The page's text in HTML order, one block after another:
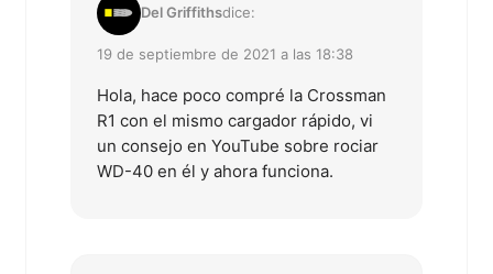
Del Griffithsdice:
19 de septiembre de 2021 a las 18:38
Hola, hace poco compré la Crossman
R1 con el mismo cargador rápido, vi
un consejo en YouTube sobre rociar
WD-40 en él y ahora funciona.